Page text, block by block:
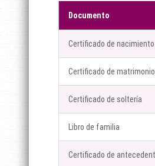
Documento
Certificado de nacimiento
Certificado de matrimonio
Certificado de soltería
Libro de familia
Certificado de